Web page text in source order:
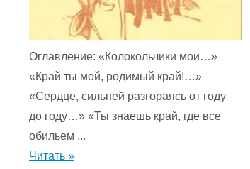
Оглавление: «Колокольчики мои…»
«Край ты мой, родимый край!…»
«Сердце, сильней разгораясь от году
до году…» «Ты знаешь край, где все
обильем ...
Читать »